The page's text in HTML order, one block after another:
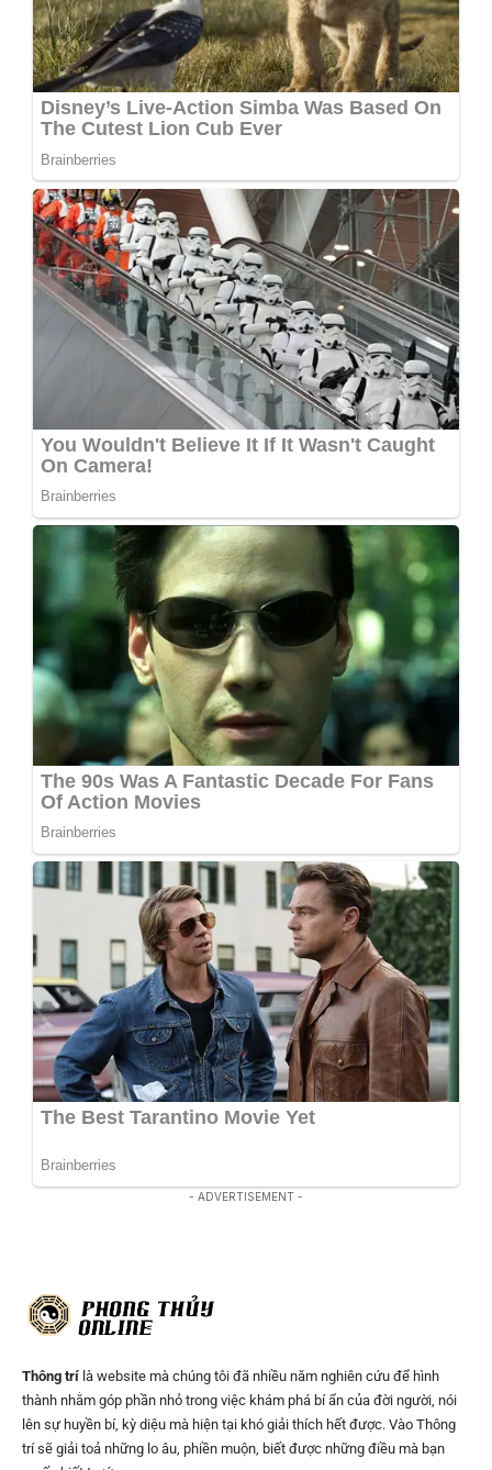
- ADVERTISEMENT -
Thông trí là website mà chúng tôi đã nhiều năm nghiên cứu để hình
thành nhằm góp phần nhỏ trong việc khám phá bí ẩn của đời người, nói
lên sự huyền bí, kỳ diệu mà hiện tại khó giải thích hết được. Vào Thông
trí sẽ giải toả những lo âu, phiền muộn, biết được những điều mà bạn